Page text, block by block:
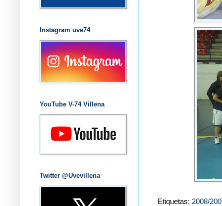
Etiquetas: 2008/
Instagram uve74
YouTube V-74 Villena
Twitter @Uvevillena